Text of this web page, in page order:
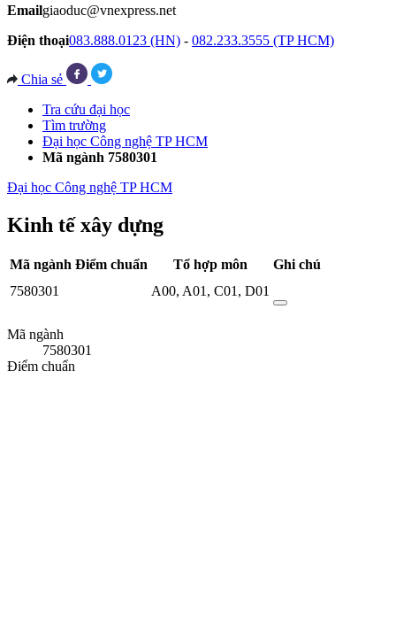
Emailgiaoduc@vnexpress.net
Điện thoại083.888.0123 (HN) - 082.233.3555 (TP HCM)
Chia sẻ
Tra cứu đại học
Tìm trường
Đại học Công nghệ TP HCM
Mã ngành 7580301
Đại học Công nghệ TP HCM
Kinh tế xây dựng
Mã ngành Điểm chuẩn Tổ hợp môn
Ghi chú
7580301
A00, A01, C01, D01
Mã ngành
7580301
Điểm chuẩn